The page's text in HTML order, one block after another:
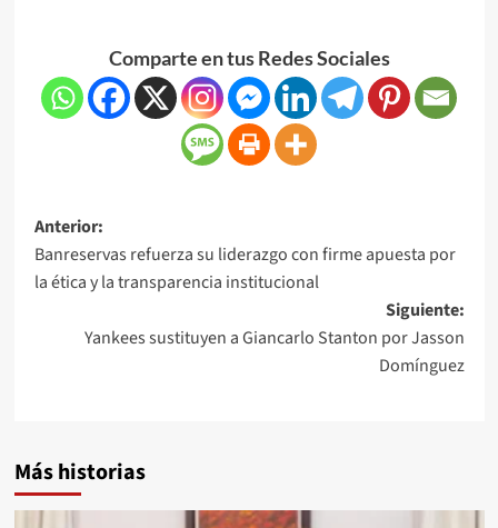
Comparte en tus Redes Sociales
Anterior:
Banreservas refuerza su liderazgo con firme apuesta por
la ética y la transparencia institucional
Siguiente:
Yankees sustituyen a Giancarlo Stanton por Jasson
Domínguez
Más historias